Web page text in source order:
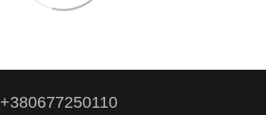
+380677250110